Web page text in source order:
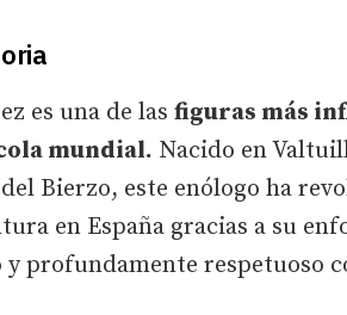
es una de las figuras más
mundial. Nacido en
Bierzo, este enólogo ha
en España gracias a su
profundamente respetuoso